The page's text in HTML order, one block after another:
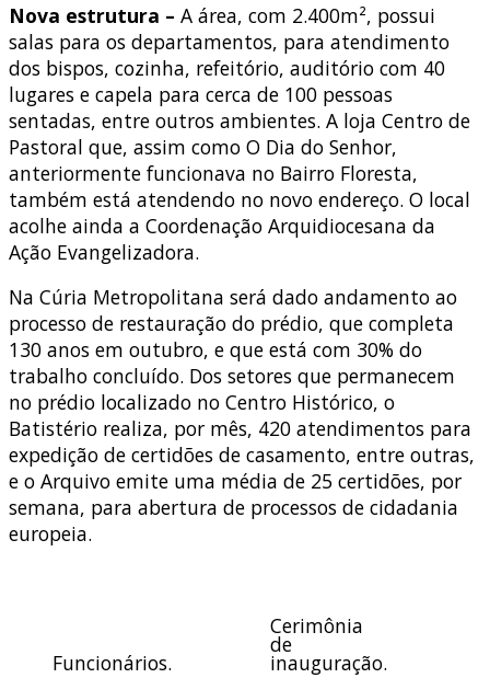
Nova estrutura – A área, com 2.400m², possui
salas para os departamentos, para atendimento
dos bispos, cozinha, refeitório, auditório com 40
lugares e capela para cerca de 100 pessoas
sentadas, entre outros ambientes. A loja Centro de
Pastoral que, assim como O Dia do Senhor,
anteriormente funcionava no Bairro Floresta,
também está atendendo no novo endereço. O local
acolhe ainda a Coordenação Arquidiocesana da
Ação Evangelizadora.
Na Cúria Metropolitana será dado andamento ao
processo de restauração do prédio, que completa
130 anos em outubro, e que está com 30% do
trabalho concluído. Dos setores que permanecem
no prédio localizado no Centro Histórico, o
Batistério realiza, por mês, 420 atendimentos para
expedição de certidões de casamento, entre outras,
e o Arquivo emite uma média de 25 certidões, por
semana, para abertura de processos de cidadania
europeia.
Funcionários.
Cerimônia
de
inauguração.